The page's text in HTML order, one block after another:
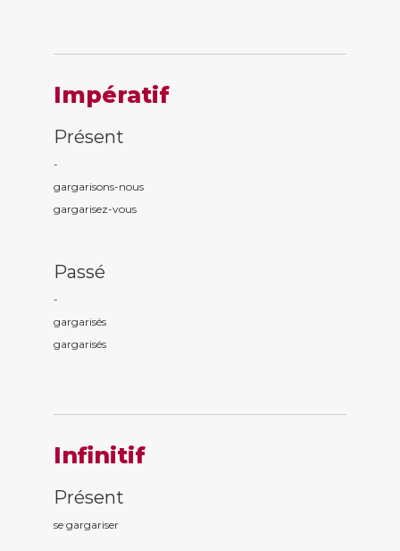
Impératif
Présent
-
gargarisons-nous
gargarisez-vous
Passé
-
gargarisés
gargarisés
Infinitif
Présent
se gargariser